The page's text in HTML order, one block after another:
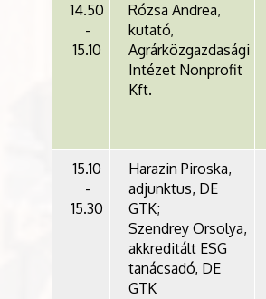
14.50
-
15.10
Rózsa Andrea,
kutató,
Agrárközgazdasági
Intézet Nonprofit
Kft.
15.10
-
15.30
Harazin Piroska,
adjunktus, DE
GTK;
Szendrey Orsolya,
akkreditált ESG
tanácsadó, DE
GTK